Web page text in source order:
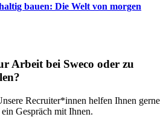
bauen: Die Welt von morgen
Arbeit bei Sweco oder zu
Recruiter*innen helfen Ihnen gerne
Gespräch mit Ihnen.